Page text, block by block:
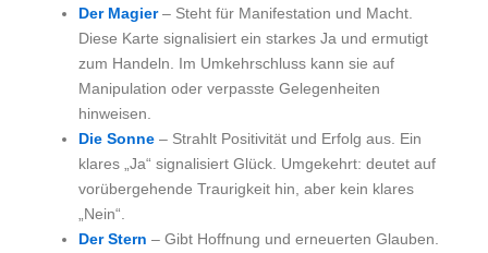
Der Magier– Steht für Manifestation und Macht.
Diese Karte signalisiert ein starkes Ja und ermutigt
zum Handeln. Im Umkehrschluss kann sie auf
Manipulation oder verpasste Gelegenheiten
hinweisen.
Die Sonne – Strahlt Positivität und Erfolg aus. Ein
klares „Ja“ signalisiert Glück. Umgekehrt: deutet auf
vorübergehende Traurigkeit hin, aber kein klares
„Nein“.
Der Stern – Gibt Hoffnung und erneuerten Glauben.